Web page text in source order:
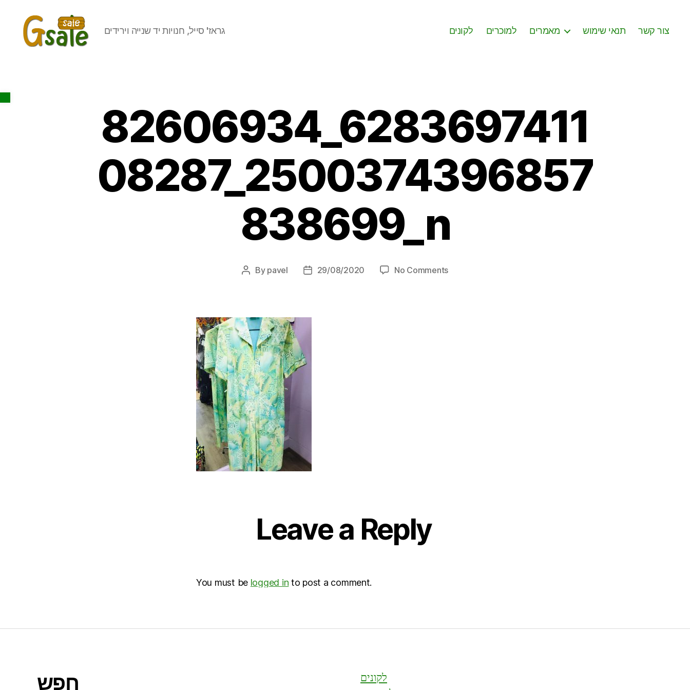
Open toolbar
גראז' סייל, חנויות יד שנייה וירידים לקונים למוכרים מאמרים תנאי שימוש צור קשר
82606934_6283697411
08287_2500374396857
838699_n
Post
By pavel
Post29/08/2020 No Commentson
Leave a Reply
You must be logged in to post a comment.
חפש
לקונים